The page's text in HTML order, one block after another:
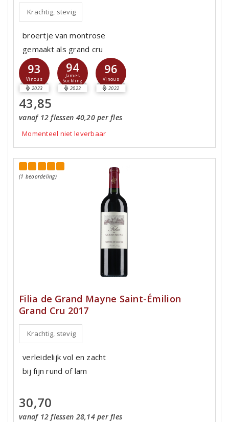
Krachtig, stevig
broertje van montrose
gemaakt als grand cru
93
Vinous
2023
94
James
Suckling
2023
96
Vinous
2022
43,85
vanaf 12 flessen 40,20 per fles
Momenteel niet leverbaar
(1 beoordeling)
Filia de Grand Mayne Saint-Émilion
Grand Cru 2017
Krachtig, stevig
verleidelijk vol en zacht
bij fijn rund of lam
30,70
vanaf 12 flessen 28,14 per fles